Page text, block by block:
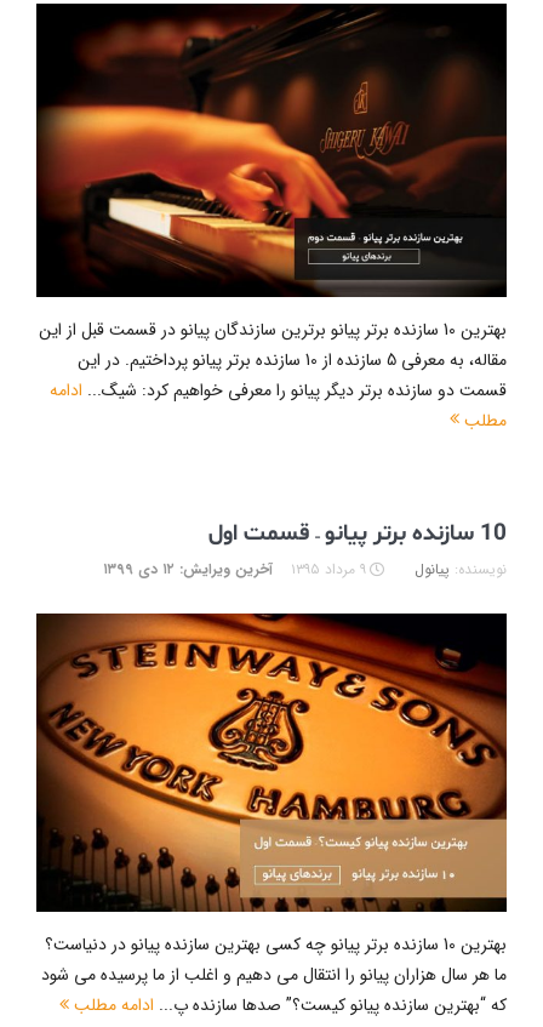
بهترین 10 سازنده برتر پیانو برترین سازندگان پیانو در قسمت قبل از این
مقاله، به معرفی 5 سازنده از 10 سازنده برتر پیانو پرداختیم. در این
قسمت دو سازنده برتر دیگر پیانو را معرفی خواهیم کرد: شیگ... ادامه
مطلب
10 سازنده برتر پیانو – قسمت اول
نویسنده: پیانول ۹ مرداد ۱۳۹۵ آخرین ویرایش: ۱۲ دی ۱۳۹۹
بهترین 10 سازنده برتر پیانو چه کسی بهترین سازنده پیانو در دنیاست؟
ما هر سال هزاران پیانو را انتقال می دهیم و اغلب از ما پرسیده می شود
که “بهترین سازنده پیانو کیست؟” صدها سازنده پ... ادامه مطلب